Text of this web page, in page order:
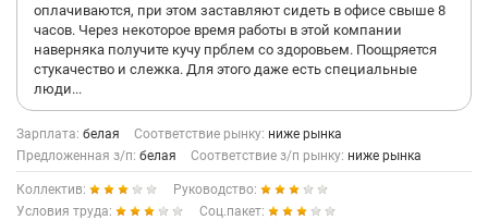
оплачиваются, при этом заставляют сидеть в офисе свыше 8
часов. Через некоторое время работы в этой компании
наверняка получите кучу прблем со здоровьем. Поощряется
стукачество и слежка. Для этого даже есть специальные
люди...
Зарплата: белая Соответствие рынку: ниже рынка
Предложенная з/п: белая Соответствие з/п рынку: ниже рынка
Коллектив:
Руководство:
Условия труда:
Соц.пакет: